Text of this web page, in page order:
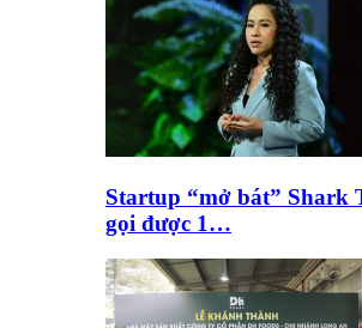
Startup “mở bát” Shark
gọi được 1…